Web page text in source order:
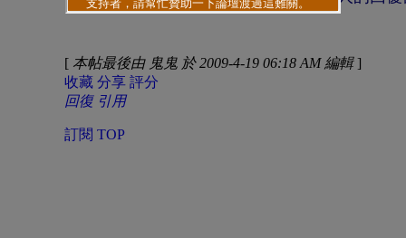
[ 本帖最後由 鬼鬼 於 2009-4-19 06:18 AM 編輯]
收藏 分享 評分
回復 引用
訂閱 TOP